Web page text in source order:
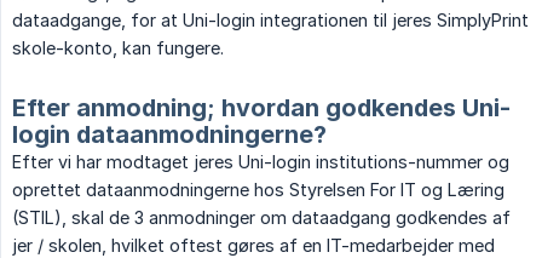
dataadgange, for at Uni-login integrationen til jeres SimplyPrint
skole-konto, kan fungere.
Efter anmodning; hvordan godkendes Uni-
login dataanmodningerne?
Efter vi har modtaget jeres Uni-login institutions-nummer og
oprettet dataanmodningerne hos Styrelsen For IT og Læring
(STIL), skal de 3 anmodninger om dataadgang godkendes af
jer / skolen, hvilket oftest gøres af en IT-medarbejder med